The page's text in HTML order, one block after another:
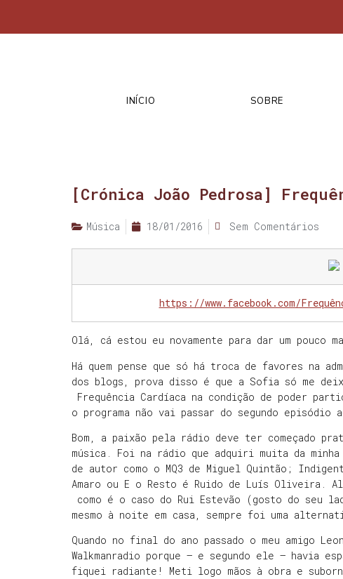
INÍCIO SOBRE
[Crónica João Pedrosa]
Música 18/01/2016 Sem Comentários
https://www.facebook.com/
Olá, cá estou eu novamente para dar um
Há quem pense que só há troca de favores na
dos blogs, prova disso é que a Sofia só me
Frequência Cardíaca na condição de poder
o programa não vai passar do segundo episódio
Bom, a paixão pela rádio deve ter começado
música. Foi na rádio que adquiri muita da minha
de autor como o MQ3 de Miguel Quintão;
Amaro ou E o Resto é Ruido de Luís Oliveira.
como é o caso do Rui Estevão (gosto do seu
mesmo à noite em casa, sempre foi uma
Quando no final do ano passado o meu amigo
Walkmanradio porque – e segundo ele – havia
fiquei radiante! Meti logo mãos à obra e